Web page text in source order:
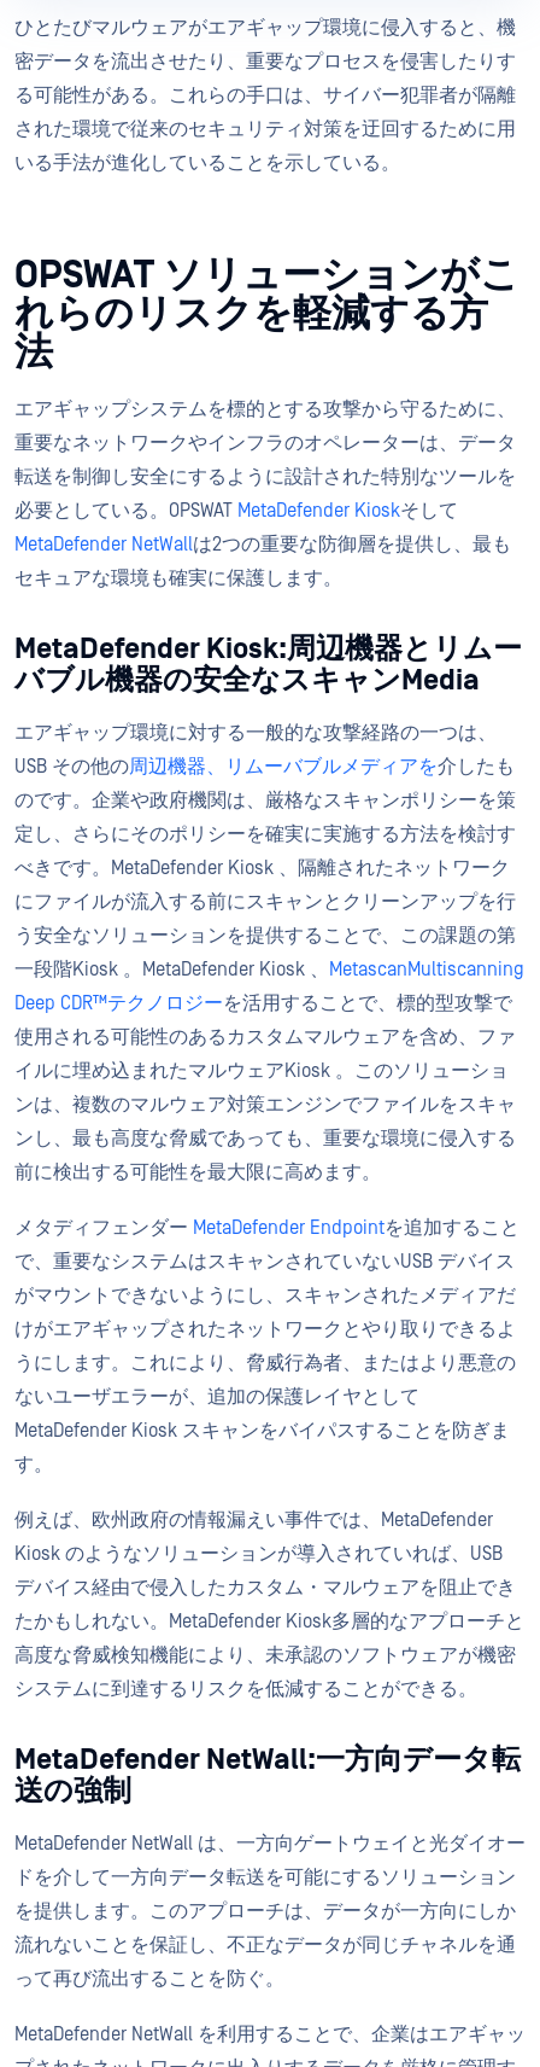
ひとたびマルウェアがエアギャップ環境に侵入すると、機
密データを流出させたり、重要なプロセスを侵害したりす
る可能性がある。これらの手口は、サイバー犯罪者が隔離
された環境で従来のセキュリティ対策を迂回するために用
いる手法が進化していることを示している。
OPSWAT ソリューションがこ
れらのリスクを軽減する方
法
エアギャップシステムを標的とする攻撃から守るために、
重要なネットワークやインフラのオペレーターは、データ
転送を制御し安全にするように設計された特別なツールを
必要としている。OPSWAT MetaDefender Kioskそして
MetaDefender NetWallは2つの重要な防御層を提供し、最も
セキュアな環境も確実に保護します。
MetaDefender Kiosk:周辺機器とリムー
バブル機器の安全なスキャンMedia
エアギャップ環境に対する一般的な攻撃経路の一つは、
USB その他の周辺機器、リムーバブルメディアを介したも
のです。企業や政府機関は、厳格なスキャンポリシーを策
定し、さらにそのポリシーを確実に実施する方法を検討す
べきです。MetaDefender Kiosk 、隔離されたネットワーク
にファイルが流入する前にスキャンとクリーンアップを行
う安全なソリューションを提供することで、この課題の第
一段階Kiosk 。MetaDefender Kiosk 、
MetascanMultiscanning
Deep CDR™テクノロジーを活用することで、標的型攻撃で
使用される可能性のあるカスタムマルウェアを含め、ファ
イルに埋め込まれたマルウェアKiosk 。このソリューショ
ンは、複数のマルウェア対策エンジンでファイルをスキャ
ンし、最も高度な脅威であっても、重要な環境に侵入する
前に検出する可能性を最大限に高めます。
メタディフェンダー MetaDefender Endpointを追加すること
で、重要なシステムはスキャンされていないUSB デバイス
がマウントできないようにし、スキャンされたメディアだ
けがエアギャップされたネットワークとやり取りできるよ
うにします。これにより、脅威行為者、またはより悪意の
ないユーザエラーが、追加の保護レイヤとして
MetaDefender Kiosk スキャンをバイパスすることを防ぎま
す。
例えば、欧州政府の情報漏えい事件では、MetaDefender
Kiosk のようなソリューションが導入されていれば、USB
デバイス経由で侵入したカスタム・マルウェアを阻止でき
たかもしれない。MetaDefender Kiosk多層的なアプローチと
高度な脅威検知機能により、未承認のソフトウェアが機密
システムに到達するリスクを低減することができる。
MetaDefender NetWall:一方向データ転
送の強制
MetaDefender NetWall は、一方向ゲートウェイと光ダイオー
ドを介して一方向データ転送を可能にするソリューション
を提供します。このアプローチは、データが一方向にしか
流れないことを保証し、不正なデータが同じチャネルを通
って再び流出することを防ぐ。
MetaDefender NetWall を利用することで、企業はエアギャッ